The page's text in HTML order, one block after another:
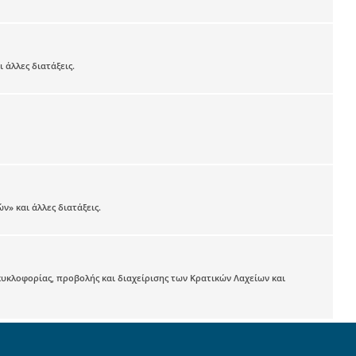
διατάξεις.
και άλλες διατάξεις.
προβολής και διαχείρισης των Κρατικών Λαχείων και